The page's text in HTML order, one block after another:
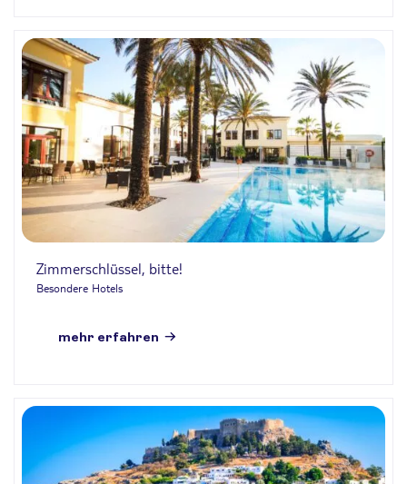
Zimmerschlüssel, bitte!
Besondere Hotels
mehr erfahren